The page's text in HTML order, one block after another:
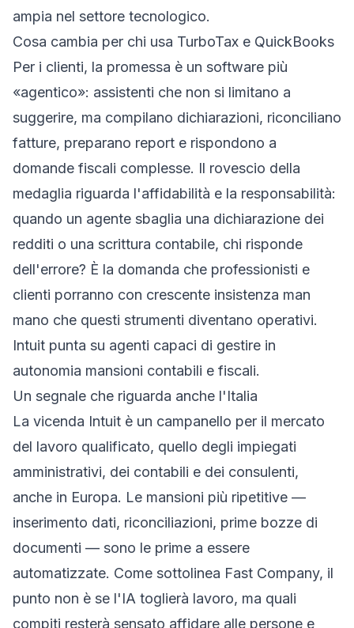
ampia nel settore tecnologico.
Cosa cambia per chi usa TurboTax e QuickBooks
Per i clienti, la promessa è un software più
«agentico»: assistenti che non si limitano a
suggerire, ma compilano dichiarazioni, riconciliano
fatture, preparano report e rispondono a
domande fiscali complesse. Il rovescio della
medaglia riguarda l'affidabilità e la responsabilità:
quando un agente sbaglia una dichiarazione dei
redditi o una scrittura contabile, chi risponde
dell'errore? È la domanda che professionisti e
clienti porranno con crescente insistenza man
mano che questi strumenti diventano operativi.
Intuit punta su agenti capaci di gestire in
autonomia mansioni contabili e fiscali.
Un segnale che riguarda anche l'Italia
La vicenda Intuit è un campanello per il mercato
del lavoro qualificato, quello degli impiegati
amministrativi, dei contabili e dei consulenti,
anche in Europa. Le mansioni più ripetitive —
inserimento dati, riconciliazioni, prime bozze di
documenti — sono le prime a essere
automatizzate. Come sottolinea Fast Company, il
punto non è se l'IA toglierà lavoro, ma quali
compiti resterà sensato affidare alle persone e